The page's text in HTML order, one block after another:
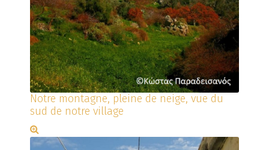
Notre montagne, pleine de neige, vue du
sud de notre village